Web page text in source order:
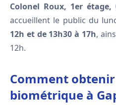
Colonel Roux, 1er étage,
accueillent le public du
12h et de 13h30 à 17h,
12h.
Comment
biométrique à